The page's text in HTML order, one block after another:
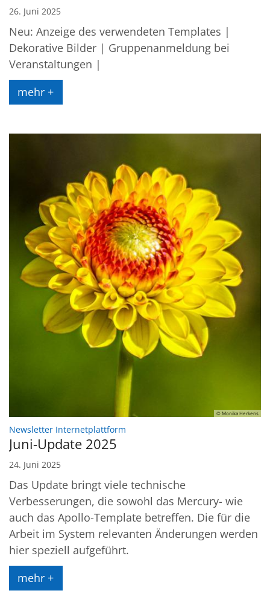
26. Juni 2025
Neu: Anzeige des verwendeten Templates |
Dekorative Bilder | Gruppenanmeldung bei
Veranstaltungen |
mehr +
© Monika Herkens
Newsletter Internetplattform
Juni-Update 2025
24. Juni 2025
Das Update bringt viele technische
Verbesserungen, die sowohl das Mercury- wie
auch das Apollo-Template betreffen. Die für die
Arbeit im System relevanten Änderungen werden
hier speziell aufgeführt.
mehr +